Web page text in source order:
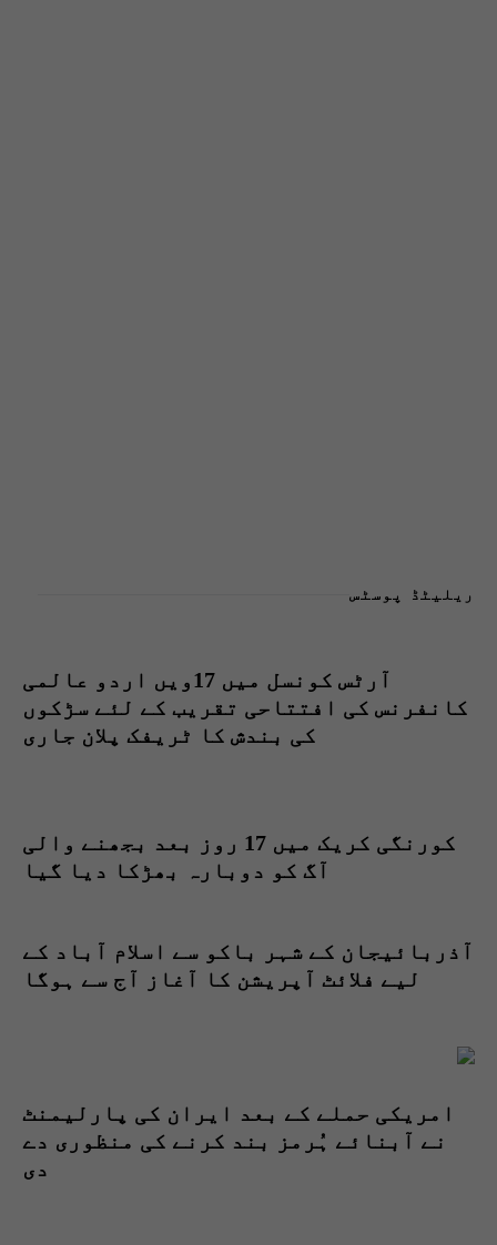
ریلیٹڈ پوسٹس
آرٹس کونسل میں 17ویں اردو عالمی
کانفرنس کی افتتاحی تقریب کے لئے سڑکوں
کی بندش کا ٹریفک پلان جاری
کورنگی کریک میں 17 روز بعد بجھنے والی
آگ کو دوبارہ بھڑکا دیا گیا
آذربائیجان کے شہر باکو سے اسلام آباد کے
لیے فلائٹ آپریشن کا آغاز آج سے ہوگا
امریکی حملے کے بعد ایران کی پارلیمنٹ
نے آبنائے ہُرمز بند کرنے کی منظوری دے
دی